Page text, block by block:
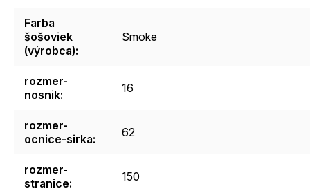
Farba
šošoviek
(výrobca):
Smoke
rozmer-
nosnik: 16
rozmer-
ocnice-sirka: 62
rozmer-
stranice: 150